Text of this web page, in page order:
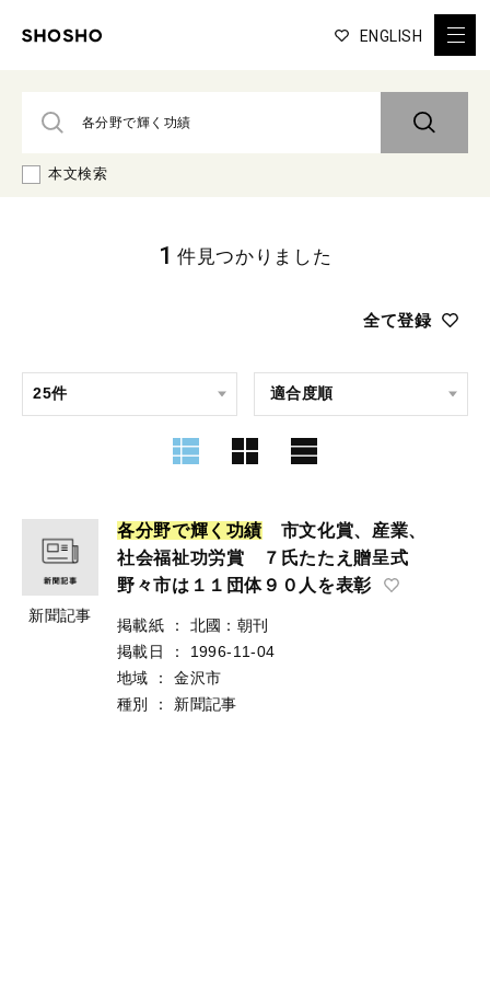
ENGLISH
本文検索
全て登録
1 件見つかりました
新聞記事
各分野で輝 く 功績 市文化賞、産業、
社会福祉功労賞 ７氏たたえ贈呈式
野々市は１１団体９０人を表彰
掲載紙 ：
北國：朝刊
掲載日
：
1996-11-04
地域
：
金沢市
種別
： 新聞記事